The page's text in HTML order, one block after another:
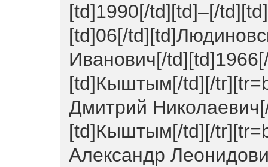
[td]1990[/td][td]–[/
[td]06[/
Иванович[/
[td]Кыштым[/td][/
Дмитрий
[td]Кыштым[/td][/
Александр